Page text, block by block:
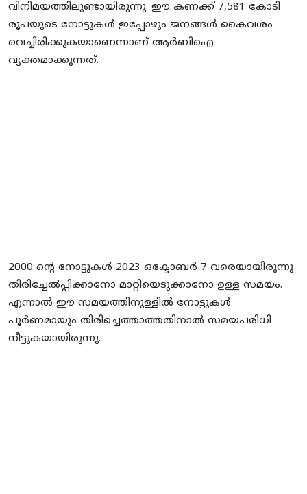
വിനിമയത്തിലുണ്ടായിരുന്നു. ഈ കണക്ക് 7,581 കോടി
രൂപയുടെ നോട്ടുകള്‍ ഇപ്പോഴും ജനങ്ങള്‍ കൈവശം
വെച്ചിരിക്കുകയാണെന്നാണ് ആര്‍ബിഐ
വ്യക്തമാക്കുന്നത്.
2000 ന്റെ നോട്ടുകള്‍ 2023 ഒക്ടോബര്‍ 7 വരെയായിരുന്നു
തിരിച്ചേല്‍പ്പിക്കാനോ മാറ്റിയെടുക്കാനോ ഉള്ള സമയം.
എന്നാല്‍ ഈ സമയത്തിനുള്ളില്‍ നോട്ടുകള്‍
പൂര്‍ണമായും തിരിച്ചെത്താത്തതിനാല്‍ സമയപരിധി
നീട്ടുകയായിരുന്നു.